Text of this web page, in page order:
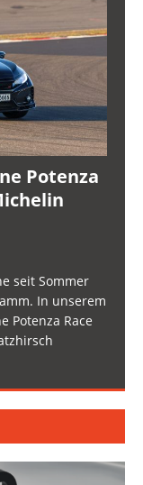
Potenza
seit Sommer
In unserem
Potenza Race